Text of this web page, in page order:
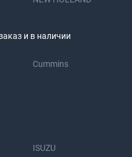
и в наличии
Cummins
ISUZU